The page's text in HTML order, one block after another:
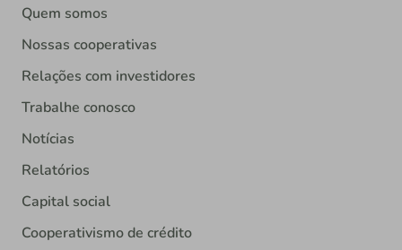
Quem somos
Nossas cooperativas
Relações com investidores
Trabalhe conosco
Notícias
Relatórios
Capital social
Cooperativismo de crédito